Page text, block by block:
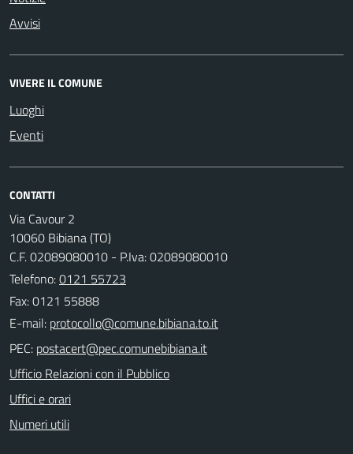
Avvisi
VIVERE IL COMUNE
Luoghi
Eventi
CONTATTI
Via Cavour 2
10060 Bibiana (TO)
C.F. 02089080010 - P.Iva: 02089080010
Telefono:0121 55723
Fax: 0121 55888
E-mail:
PEC:
Ufficio Relazioni con il Pubblico
Uffici e orari
Numeri utili